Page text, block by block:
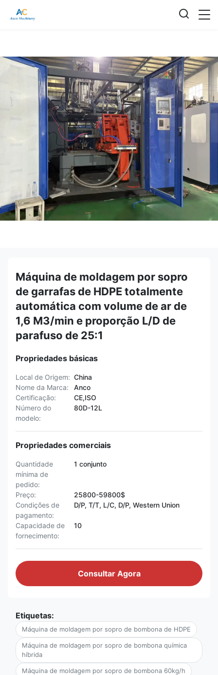
Máquina de moldagem por sopro
de garrafas de HDPE totalmente
automática com volume de ar de
1,6 M3/min e proporção L/D de
parafuso de 25:1
Propriedades básicas
Local de Origem: China
Nome da Marca:
Anco
Certificação:
CE,ISO
Número do
modelo:
80D-12L
Propriedades comerciais
Quantidade
mínima de
pedido:
1 conjunto
Preço:
25800-59800$
Condições de
pagamento:
D/P, T/T, L/C, D/P, Western Union
Capacidade de
fornecimento:
10
Consultar Agora
Etiquetas:
Máquina de moldagem por sopro de bombona de HDPE
Máquina de moldagem por sopro de bombona química
híbrida
Máquina de moldagem por sopro de bombona 60kg/h